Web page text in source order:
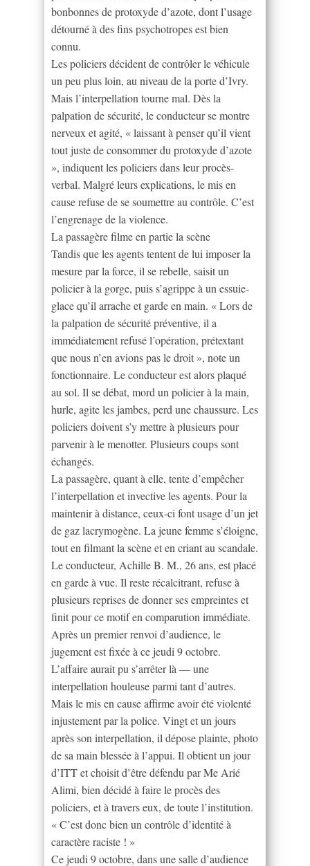
bonbonnes de protoxyde d’azote, dont l’usage
détourné à des fins psychotropes est bien
connu.
Les policiers décident de contrôler le véhicule
un peu plus loin, au niveau de la porte d’Ivry.
Mais l’interpellation tourne mal. Dès la
palpation de sécurité, le conducteur se montre
nerveux et agité, « laissant à penser qu’il vient
tout juste de consommer du protoxyde d’azote
», indiquent les policiers dans leur procès-
verbal. Malgré leurs explications, le mis en
cause refuse de se soumettre au contrôle. C’est
l’engrenage de la violence.
La passagère filme en partie la scène
Tandis que les agents tentent de lui imposer la
mesure par la force, il se rebelle, saisit un
policier à la gorge, puis s’agrippe à un essuie-
glace qu’il arrache et garde en main. « Lors de
la palpation de sécurité préventive, il a
immédiatement refusé l’opération, prétextant
que nous n’en avions pas le droit », note un
fonctionnaire. Le conducteur est alors plaqué
au sol. Il se débat, mord un policier à la main,
hurle, agite les jambes, perd une chaussure. Les
policiers doivent s’y mettre à plusieurs pour
parvenir à le menotter. Plusieurs coups sont
échangés.
La passagère, quant à elle, tente d’empêcher
l’interpellation et invective les agents. Pour la
maintenir à distance, ceux-ci font usage d’un jet
de gaz lacrymogène. La jeune femme s’éloigne,
tout en filmant la scène et en criant au scandale.
Le conducteur, Achille B. M., 26 ans, est placé
en garde à vue. Il reste récalcitrant, refuse à
plusieurs reprises de donner ses empreintes et
finit pour ce motif en comparution immédiate.
Après un premier renvoi d’audience, le
jugement est fixée à ce jeudi 9 octobre.
L’affaire aurait pu s’arrêter là — une
interpellation houleuse parmi tant d’autres.
Mais le mis en cause affirme avoir été violenté
injustement par la police. Vingt et un jours
après son interpellation, il dépose plainte, photo
de sa main blessée à l’appui. Il obtient un jour
d’ITT et choisit d’être défendu par Me Arié
Alimi, bien décidé à faire le procès des
policiers, et à travers eux, de toute l’institution.
« C’est donc bien un contrôle d’identité à
caractère raciste ! »
Ce jeudi 9 octobre, dans une salle d’audience